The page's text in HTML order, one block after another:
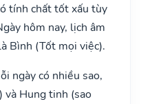
tính chất tốt xấu tùy
hôm nay, lịch âm
Bình (Tốt mọi việc).
ngày có nhiều sao,
Hung tinh (sao